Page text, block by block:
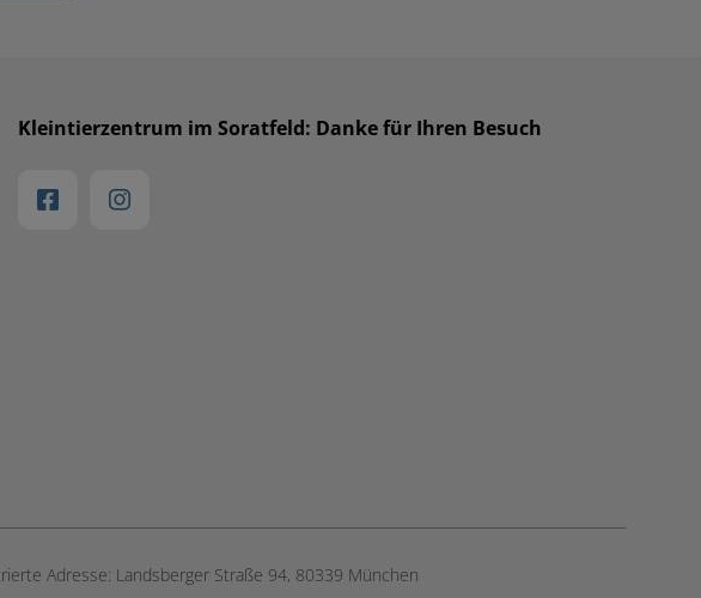
Kleintierzentrum im Soratfeld: Danke für Ihren Besuch
Adresse: Landsberger Straße 94, ​80339 München